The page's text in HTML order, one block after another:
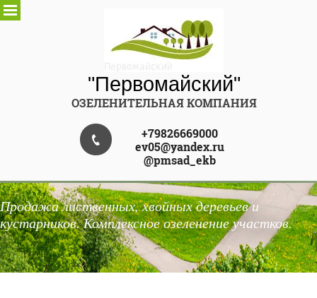
"Первомайский"
ОЗЕЛЕНИТЕЛЬНАЯ КОМПАНИЯ
+79826669000
ev05@yandex.ru
@pmsad_ekb
Продажа лиственных, хвойных деревьев и
кустарников. Комплексное озеленение участков.